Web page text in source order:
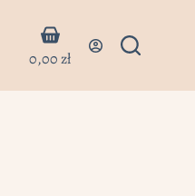
Кошик
0,00zł